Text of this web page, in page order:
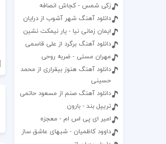
زکی شمس - کجاش انصافه
دانلود آهنگ شهر آشوب از درایان
ایمان زمانی نیا - یار نیمکت نشین
دانلود آهنگ برگرد از علی قاسمی
مهران مستی - ضربه روحی
دانلود آهنگ هنوز بیقراری از محمد
حسینی
دانلود آهنگ صنم از مسعود حاتمی
تریپل بند - بارون
امیر ای پی اس ام - معجزه
داوود کاظمیان - شبهای عاشق ساز